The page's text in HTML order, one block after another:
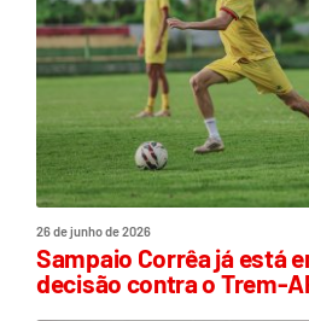
26 de junho de 2026
Sampaio Corrêa já está
decisão contra o Trem-